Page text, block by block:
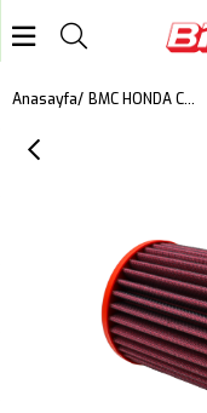
Anasayfa BMC HONDA CBR 1000 RR (2004 2005 - 2006 2007) KUTU İÇİ PERFORMANS HAVA FİLTRESİ FM374/16